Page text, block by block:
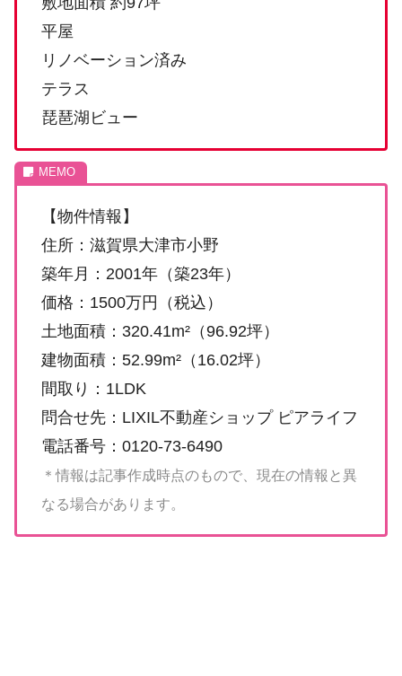
平屋
リノベーション済み
テラス
琵琶湖ビュー
【物件情報】
住所：滋賀県大津市小野
築年月：2001年（築23年）
価格：1500万円（税込）
土地面積：320.41m²（96.92坪）
建物面積：52.99m²（16.02坪）
間取り：1LDK
問合せ先：LIXIL不動産ショップ ピアライフ
電話番号：0120-73-6490
＊情報は記事作成時点のもので、現在の情報と異
なる場合があります。